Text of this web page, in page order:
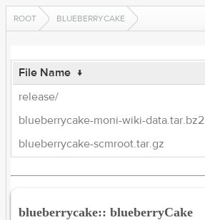
ROOT BLUEBERRYCAKE
File Name ↓
release/
blueberrycake-moni-wiki-data.tar.bz2
blueberrycake-scmroot.tar.gz
blueberrycake:: blueberryCake